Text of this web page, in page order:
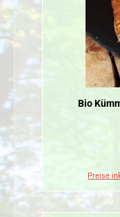
Bio
Preise